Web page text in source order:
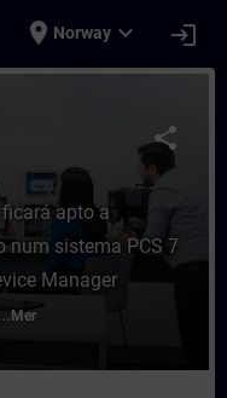
place Norway expand_more login
2 -
share
apto a
num sistema PCS 7
Manager
Mer